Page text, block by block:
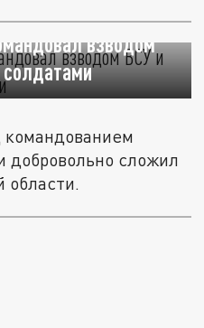
взводом
командованием
добровольно сложил
области.